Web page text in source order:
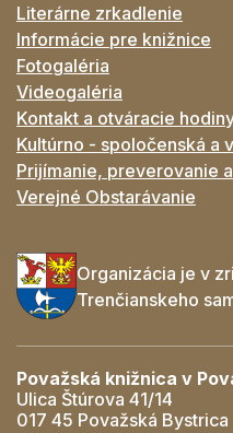
Literárne zrkadlenie
Informácie pre knižnice
Fotogaléria
Videogaléria
Kontakt a otváracie
Kultúrno - spoločenská a
Prijímanie, preverovanie
Verejné Obstarávanie
Organizácia je v
Trenčianskeho
Považská knižnica v
Ulica Štúrova 41/14
017 45 Považská Bystrica